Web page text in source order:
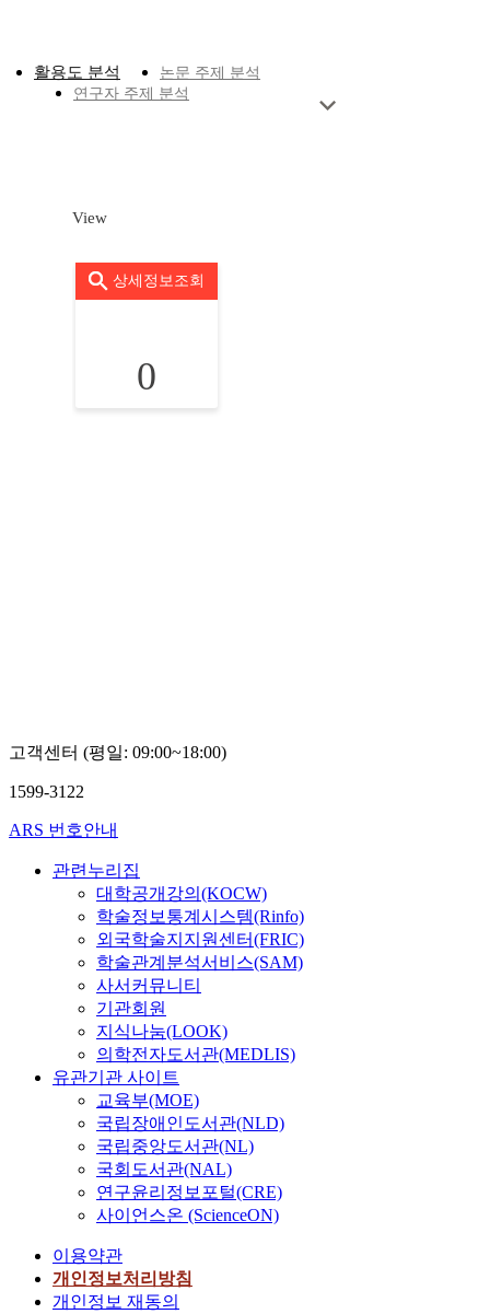
활용도 분석
논문 주제 분석
연구자 주제 분석
View
상세정보조회
0
고객센터 (평일: 09:00~18:00)
1599-3122
ARS 번호안내
관련누리집
대학공개강의(KOCW)
학술정보통계시스템(Rinfo)
외국학술지지원센터(FRIC)
학술관계분석서비스(SAM)
사서커뮤니티
기관회원
지식나눔(LOOK)
의학전자도서관(MEDLIS)
유관기관 사이트
교육부(MOE)
국립장애인도서관(NLD)
국립중앙도서관(NL)
국회도서관(NAL)
연구윤리정보포털(CRE)
사이언스온 (ScienceON)
이용약관
개인정보처리방침
개인정보 재동의